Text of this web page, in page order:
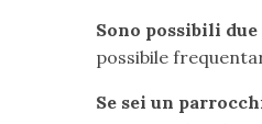
Sono possibili
possibile
Se sei un